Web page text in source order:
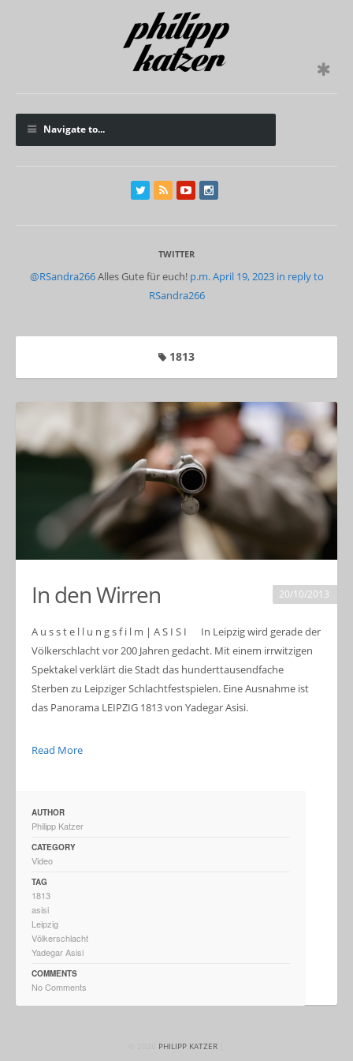
Navigate to...
TWITTER
@RSandra266Alles Gute für euch! p.m. April 19, 2023 in reply to
RSandra266
1813
In den Wirren 20/10/2013
A u s s t e l l u n g s f i l m | A S I S I In Leipzig wird gerade der
Völkerschlacht vor 200 Jahren gedacht. Mit einem irrwitzigen
Spektakel verklärt die Stadt das hunderttausendfache
Sterben zu Leipziger Schlachtfestspielen. Eine Ausnahme ist
das Panorama LEIPZIG 1813 von Yadegar Asisi.
Read More
AUTHOR
Philipp Katzer
CATEGORY
Video
TAG
1813
asisi
Leipzig
Völkerschlacht
Yadegar Asisi
COMMENTS
No Comments
PHILIPP KATZER